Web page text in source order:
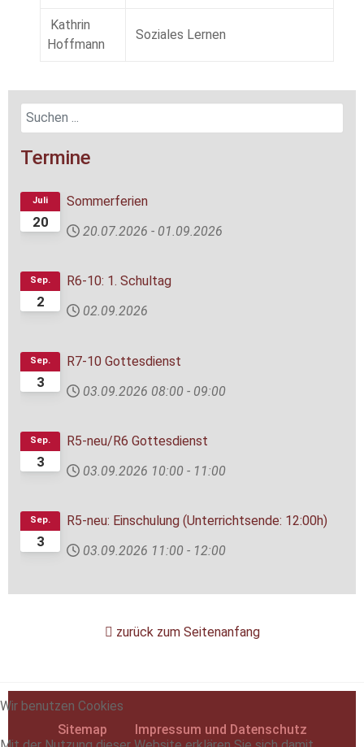
Kathrin
Hoffmann
Soziales Lernen
Termine
20
Juli
Sommerferien
20.07.2026 - 01.09.2026
2
Sep.
R6-10: 1. Schultag
02.09.2026
3
Sep.
R7-10 Gottesdienst
03.09.2026 08:00 - 09:00
3
Sep.
R5-neu/R6 Gottesdienst
03.09.2026 10:00 - 11:00
3
Sep.
R5-neu: Einschulung (Unterrichtsende: 12:00h)
03.09.2026 11:00 - 12:00
zurück zum Seitenanfang
Sitemap Impressum und Datenschutz
Wir benutzen Cookies